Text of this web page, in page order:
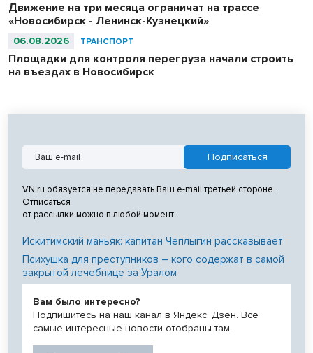
Движение на три месяца ограничат на трассе
«Новосибирск - Ленинск-Кузнецкий»
06.08.2026 ТРАНСПОРТ
Площадки для контроля перегруза начали строить
на въездах в Новосибирск
VN.ru обязуется не передавать Ваш e-mail третьей стороне.
Отписаться
от рассылки можно в любой момент
Искитимский маньяк: капитан Чеплыгин рассказывает
Психушка для преступников – кого содержат в самой
закрытой лечебнице за Уралом
Вам было интересно?
Подпишитесь на наш канал в Яндекс. Дзен. Все
самые интересные новости отобраны там.